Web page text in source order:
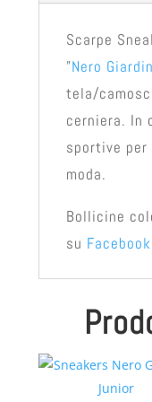
Scarpe
"Nero
tela/
cerniera. In
sportive per
moda.
Bollicine
su Facebook